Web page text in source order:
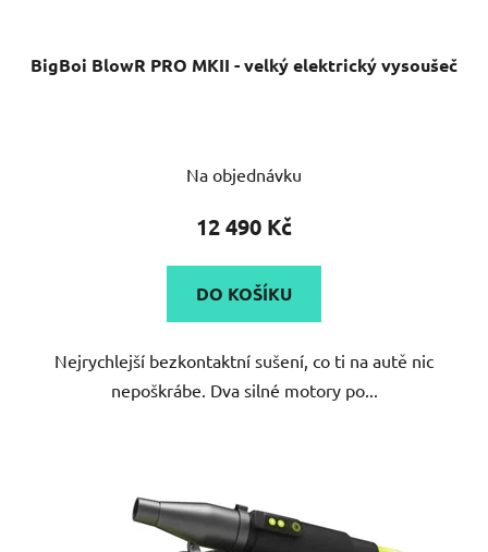
BigBoi BlowR PRO MKII - velký elektrický vysoušeč
hodnocení
produktu
5,0
z
hvězdiček.
Na objednávku
12 490 Kč
DO KOŠÍKU
Nejrychlejší bezkontaktní sušení, co ti na autě nic
nepoškrábe. Dva silné motory po...